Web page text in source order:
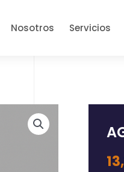
Nosotros Servicios